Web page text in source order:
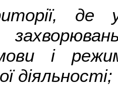
де у
і
діяльності;